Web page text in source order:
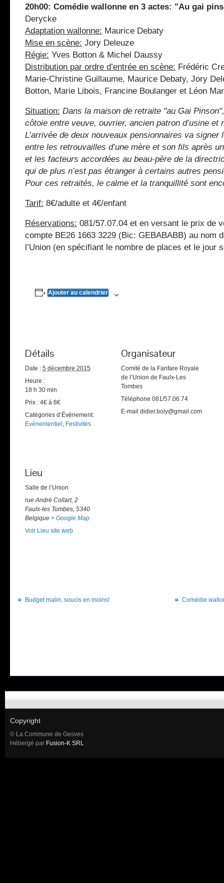
20h00: Comédie wallonne en 3 actes: "Au gai
Derycke
Adaptation wallonne: Maurice Debaty
Mise en scène: Jory Deleuze
Régie: Yves Botton & Michel Daussy
Distribution par ordre d’entrée en scène: Frédéric
Marie-Christine Guillaume, Maurice Debaty, Jory
Botton, Marie Libois, Francine Boulanger et Léon
Situation: Dans la maison de retraite "au Gai
côtoie entre veuve, ouvrier, ancien patron d’usine et
L’arrivée de deux nouveaux pensionnaires va
entre les retrouvailles d’une mère et son fils après
et les facteurs accordées au beau-père de la
qui de plus n’est pas étranger à certains autres
Pour ces retraités, le calme et la tranquillité sont
Tarif: 8€/adulte et 4€/enfant
Réservations: 081/57.07.04 et en versant le prix de
compte BE26 1663 3229 (Bic: GEBABABB) au nom
l’Union (en spécifiant le nombre de places et le jour
Ajouter au calendrier
Détails
Date : 5 décembre 2015
Heure :
18 h 30 min
Prix : 4€ à 8€
Catégories d’Évènement:
Evénementiel , Festivités
Organisateur
Comité de la Fanfare Royale
de l’Union de Faulx-Les
Tombes
Téléphone 081/57.06.74
E-mail didier.boly@gmail.com
Lieu
Salle de l’Union
rue André Collart, 2
Faulx-les Tombes, 5340
Belgique + Google Map
Voir Lieu site web
Budget malin, soucis en moins! Comédie
Copyright
© La Commune de Gesves
Hébergé par Fusion-K SRL